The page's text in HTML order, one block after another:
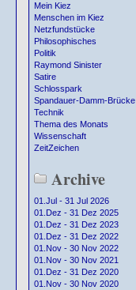
Mein Kiez
Menschen im Kiez
Netzfundstücke
Philosophisches
Politik
Raymond Sinister
Satire
Schlosspark
Spandauer-Damm-Brücke
Technik
Thema des Monats
Wissenschaft
ZeitZeichen
Archive
01.Jul - 31 Jul 2026
01.Dez - 31 Dez 2025
01.Dez - 31 Dez 2023
01.Dez - 31 Dez 2022
01.Nov - 30 Nov 2022
01.Nov - 30 Nov 2021
01.Dez - 31 Dez 2020
01.Nov - 30 Nov 2020